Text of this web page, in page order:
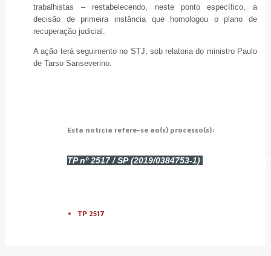
trabalhistas – restabelecendo, neste ponto específico, a
decisão de primeira instância que homologou o plano de
recuperação judicial.
A ação terá seguimento no STJ, sob relatoria do ministro Paulo
de Tarso Sanseverino.
Esta notícia refere-se ao(s) processo(s):
TP nº 2517 / SP (2019/0384753-1)
TP 2517